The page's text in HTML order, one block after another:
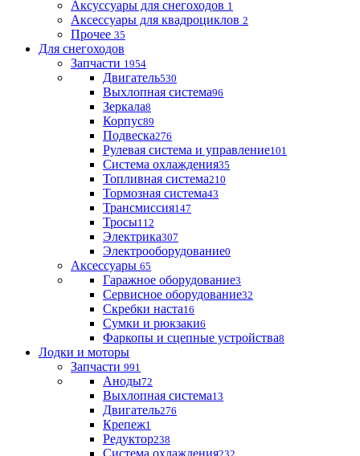
Аксуссуары для снегоходов 1
Аксессуары для квадроциклов 2
Прочее 35
Для снегоходов
Запчасти 1954
Двигатель530
Выхлопная система96
Зеркала8
Корпус89
Подвеска276
Рулевая система и управление101
Система охлаждения35
Топливная система210
Тормозная система43
Трансмиссия147
Тросы112
Электрика307
Электрооборудование0
Аксессуары 65
Гаражное оборудование3
Сервисное оборудование32
Скребки наста16
Сумки и рюкзаки6
Фаркопы и сцепные устройства8
Лодки и моторы
Запчасти 991
Аноды72
Выхлопная система13
Двигатель276
Крепеж1
Редуктор238
Система охлаждения